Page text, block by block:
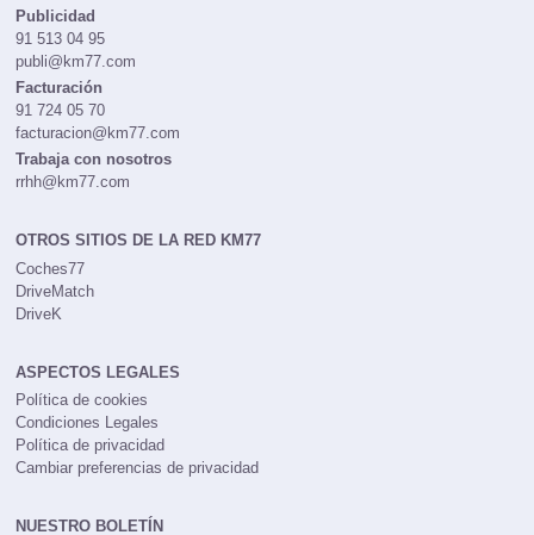
Publicidad
91 513 04 95
publi@km77.com
Facturación
91 724 05 70
facturacion@km77.com
Trabaja con nosotros
rrhh@km77.com
OTROS SITIOS DE LA RED KM77
Coches77
DriveMatch
DriveK
ASPECTOS LEGALES
Política de cookies
Condiciones Legales
Política de privacidad
Cambiar preferencias de privacidad
NUESTRO BOLETÍN